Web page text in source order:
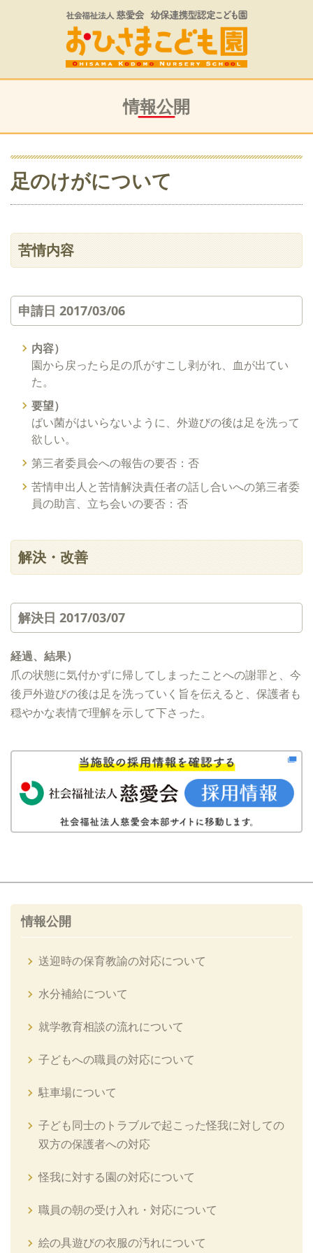
情報公開
足のけがについて
苦情内容
申請日 2017/03/06
内容）
園から戻ったら足の爪がすこし剥がれ、血が出てい
た。
要望）
ばい菌がはいらないように、外遊びの後は足を洗って
欲しい。
第三者委員会への報告の要否：否
苦情申出人と苦情解決責任者の話し合いへの第三者委
員の助言、立ち会いの要否：否
解決・改善
解決日 2017/03/07
経過、結果）
爪の状態に気付かずに帰してしまったことへの謝罪と、今
後戸外遊びの後は足を洗っていく旨を伝えると、保護者も
穏やかな表情で理解を示して下さった。
情報公開
送迎時の保育教諭の対応について
水分補給について
就学教育相談の流れについて
子どもへの職員の対応について
駐車場について
子ども同士のトラブルで起こった怪我に対しての
双方の保護者への対応
怪我に対する園の対応について
職員の朝の受け入れ・対応について
絵の具遊びの衣服の汚れについて